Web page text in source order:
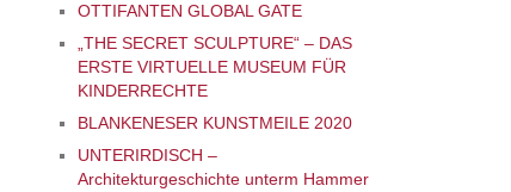
OTTIFANTEN GLOBAL GATE
„THE SECRET SCULPTURE“ – DAS
ERSTE VIRTUELLE MUSEUM FÜR
KINDERRECHTE
BLANKENESER KUNSTMEILE 2020
UNTERIRDISCH –
Architekturgeschichte unterm Hammer